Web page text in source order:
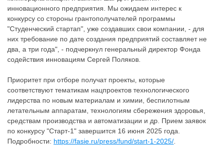
инновационного предприятия. Мы ожидаем интерес к
конкурсу со стороны грантополучателей программы
"Студенческий стартап", уже создавших свои компании, - для
них требование по дате создания предприятий составляет не
два, а три года", - подчеркнул генеральный директор Фонда
содействия инновациям Сергей Поляков.
Приоритет при отборе получат проекты, которые
соответствуют тематикам нацпроектов технологического
лидерства по новым материалам и химии, беспилотным
летательным аппаратам, технологиям сбережения здоровья,
средствам производства и автоматизации и др. Прием заявок
по конкурсу "Старт-1" завершится 16 июня 2025 года.
Подробности: https://fasie.ru/press/fund/start-1-2025/